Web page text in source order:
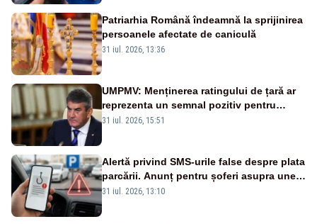
Patriarhia Română îndeamnă la sprijinirea
persoanele afectate de caniculă
31 iul. 2026, 13:36
UMPMV: Menținerea ratingului de țară ar
reprezenta un semnal pozitiv pentru
România. Autoritățile trebuie să continue
31 iul. 2026, 15:51
Alertă privind SMS-urile false despre plata
parcării. Anunț pentru șoferi asupra unei
noi metode de fraudă online
31 iul. 2026, 13:10